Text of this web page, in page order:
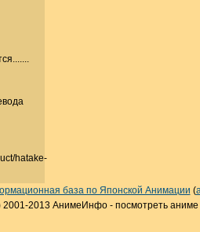
hatake-
база по Японской Анимации (
2001-2013 АнимеИнфо - посмотреть аниме